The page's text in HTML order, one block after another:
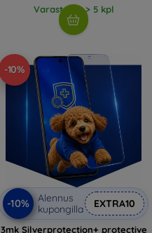
Varastossa > 5 kpl
-10%
-10%
Alennus
kupongilla
EXTRA10
3mk Silverprotection+ protective